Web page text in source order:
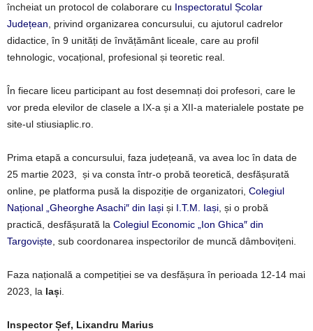
încheiat un protocol de colaborare cu Inspectoratul Școlar
Județean , privind organizarea concursului, cu ajutorul cadrelor
didactice, în 9 unități de învățământ liceale, care au profil
tehnologic, vocațional, profesional și teoretic real.
În fiecare liceu participant au fost desemnați doi profesori, care le
vor preda elevilor de clasele a IX-a și a XII-a materialele postate pe
site-ul stiusiaplic.ro.
Prima etapă a concursului, faza județeană, va avea loc în data de
25 martie 2023, și va consta într-o probă teoretică, desfășurată
online, pe platforma pusă la dispoziție de organizatori, Colegiul
Național „Gheorghe Asachi″ din Iași și I.T.M. Iași , și o probă
practică, desfășurată la Colegiul Economic „Ion Ghica″ din
Targoviște , sub coordonarea inspectorilor de muncă dâmbovițeni.
Faza națională a competiției se va desfășura în perioada 12-14 mai
2023, la Iași.
Inspector Șef, Lixandru Marius